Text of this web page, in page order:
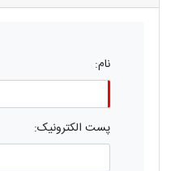
نام:
پست الکترونیک: